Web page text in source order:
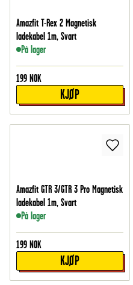
Amazfit T-Rex 2 Magnetisk
ladekabel 1m, Svart
På lager
199 NOK
KJØP
Amazfit GTR 3/GTR 3 Pro Magnetisk
ladekabel 1m, Svart
På lager
199 NOK
KJØP